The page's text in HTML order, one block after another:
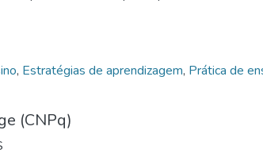
, Estratégias de aprendizagem, Prática de
(CNPq)